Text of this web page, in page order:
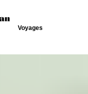
Voyages